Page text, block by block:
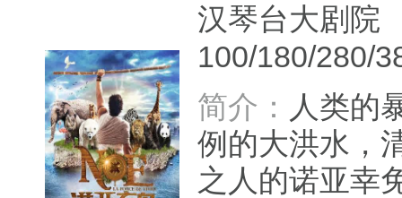
汉琴台大剧
100/180/280/
简介： 人类的
例的大洪水，
之人的诺亚